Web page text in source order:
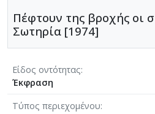
Πέφτουν της βροχής οι
Σωτηρία [1974]
Είδος οντότητας
Έκφραση
Τύπος περιεχομένου